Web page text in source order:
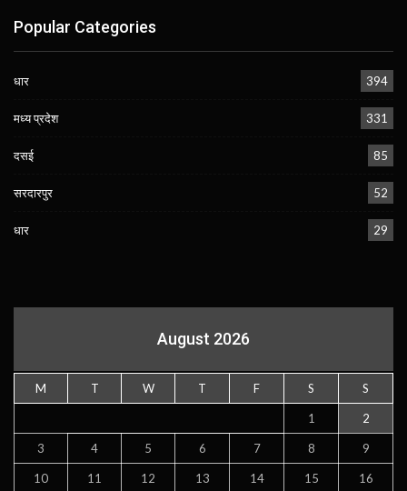
Popular Categories
धार 394
मध्य प्रदेश 331
दसई 85
सरदारपुर 52
धार 29
August 2026
M T W T F S S
1 2
3 4 5 6 7 8 9
10 11 12 13 14 15 16